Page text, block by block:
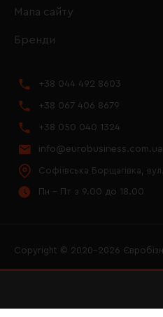
Мапа сайту
Бренди
+38 044 492 8603
+38 067 406 8679
+38 050 040 1324
info@eurobusiness.com.ua
Софіївська Борщагівка,
Пн - Пт з 9.00 до 18.00
Copyright © 2020–2026
LOGO ЄВРОБІЗНЕС